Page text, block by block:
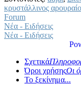
κρυστάλλινος
Forum
Νέα - Ειδήσεις
Νέα - Ειδήσεις
Σχετικά
Όροι χρήσηςΟι
Το ξεκίνημα...